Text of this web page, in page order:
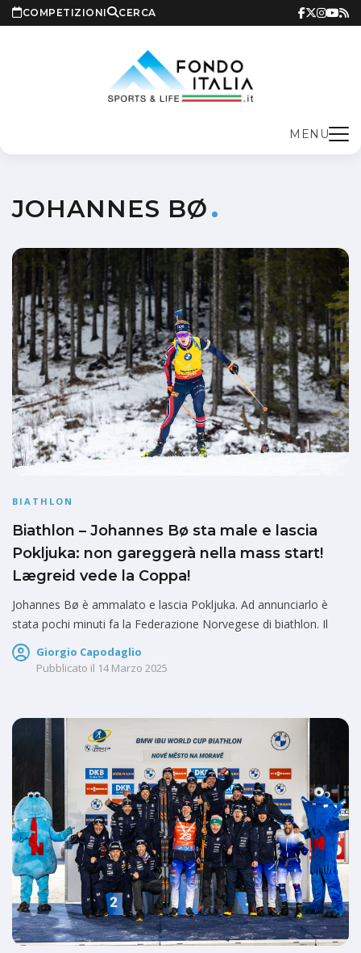
COMPETIZIONI CERCA
MENU
JOHANNES BØ
BIATHLON
Biathlon – Johannes Bø sta male e lascia
Pokljuka: non gareggerà nella mass start!
Lægreid vede la Coppa!
Johannes Bø è ammalato e lascia Pokljuka. Ad annunciarlo è
stata pochi minuti fa la Federazione Norvegese di biathlon. Il
Giorgio Capodaglio
Pubblicato il 14 Marzo 2025